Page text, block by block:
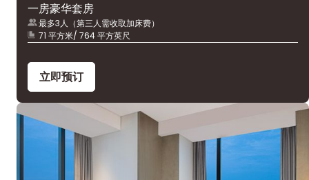
一房豪华套房
最多3人（第三人需收取加床费）
71 平方米/ 764 平方英尺
立即预订